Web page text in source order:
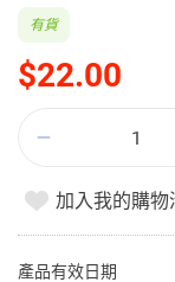
$22.00
有貨
加入我的購物
產品有效日期